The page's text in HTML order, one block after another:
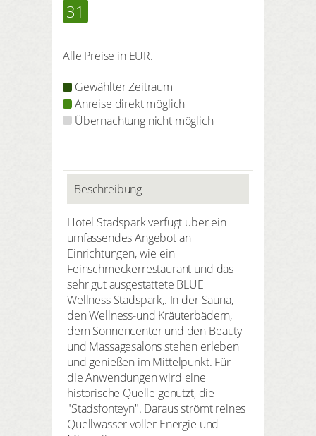
31
Alle Preise in EUR.
Gewählter Zeitraum
Anreise direkt möglich
Übernachtung nicht möglich
Beschreibung
Hotel Stadspark verfügt über ein
umfassendes Angebot an
Einrichtungen, wie ein
Feinschmeckerrestaurant und das
sehr gut ausgestattete BLUE
Wellness Stadspark,. In der Sauna,
den Wellness-und Kräuterbädern,
dem Sonnencenter und den Beauty-
und Massagesalons stehen erleben
und genießen im Mittelpunkt. Für
die Anwendungen wird eine
historische Quelle genutzt, die
"Stadsfonteyn". Daraus strömt reines
Quellwasser voller Energie und